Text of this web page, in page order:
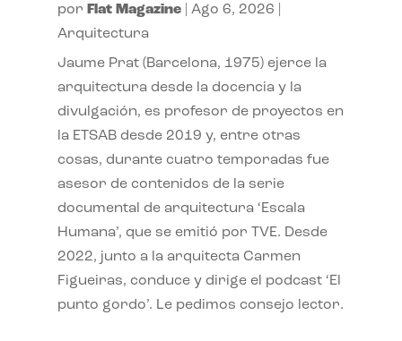
por Flat Magazine| Ago 6, 2026
Arquitectura
Jaume Prat (Barcelona, 1975) ejerce la
arquitectura desde la docencia y la
divulgación, es profesor de proyectos en
la ETSAB desde 2019 y, entre otras
cosas, durante cuatro temporadas fue
asesor de contenidos de la serie
documental de arquitectura ‘Escala
Humana’, que se emitió por TVE. Desde
2022, junto a la arquitecta Carmen
Figueiras, conduce y dirige el podcast ‘El
punto gordo’. Le pedimos consejo lector.